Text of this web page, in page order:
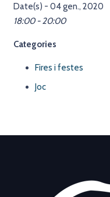
Date(s) - 04 gen., 2020
18:00 - 20:00
Categories
Fires i festes
Joc